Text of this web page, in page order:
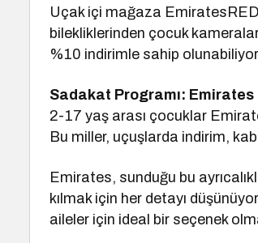
Uçak içi mağaza
bilekliklerinden çocuk
%10 indirimle sahip
Sadakat Programı:
2-17 yaş arası çocuklar
Bu miller, uçuşlarda indirim,
Emirates, sunduğu bu
kılmak için her detayı
aileler için ideal bir seçenek